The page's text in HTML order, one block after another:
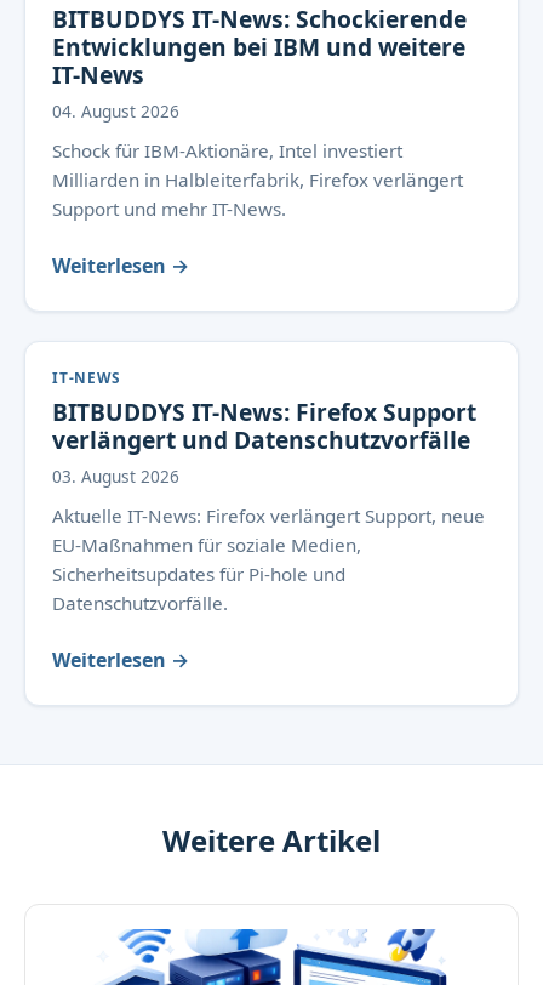
BITBUDDYS IT-News: Schockierende
Entwicklungen bei IBM und weitere
IT-News
04. August 2026
Schock für IBM-Aktionäre, Intel investiert
Milliarden in Halbleiterfabrik, Firefox verlängert
Support und mehr IT-News.
Weiterlesen →
IT-NEWS
BITBUDDYS IT-News: Firefox Support
verlängert und Datenschutzvorfälle
03. August 2026
Aktuelle IT-News: Firefox verlängert Support, neue
EU-Maßnahmen für soziale Medien,
Sicherheitsupdates für Pi-hole und
Datenschutzvorfälle.
Weiterlesen →
Weitere Artikel